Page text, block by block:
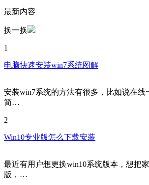
最新内容
换一换
1
电脑快速安装win7系统图解
安装win7系统的方法有很多，比如说在线
简…
2
Win10专业版怎么下载安装
最近有用户想更换win10系统版本，想把
版，…